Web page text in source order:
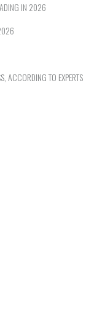
IN 2026
ACCORDING TO EXPERTS